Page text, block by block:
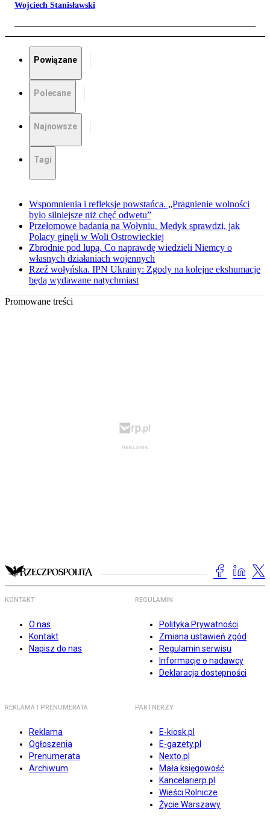
Wojciech Stanisławski
Powiązane
Polecane
Najnowsze
Tagi
Wspomnienia i refleksje powstańca. „Pragnienie wolności
było silniejsze niż chęć odwetu”
Przełomowe badania na Wołyniu. Medyk sprawdzi, jak
Polacy ginęli w Woli Ostrowieckiej
Zbrodnie pod lupą. Co naprawdę wiedzieli Niemcy o
własnych działaniach wojennych
Rzeź wołyńska. IPN Ukrainy: Zgody na kolejne ekshumacje
będą wydawane natychmiast
Promowane treści
KONTAKT
O nas
Kontakt
Napisz do nas
REGULAMIN
Polityka Prywatności
Zmiana ustawień zgód
Regulamin serwisu
Informacje o nadawcy
Deklaracja dostępności
REKLAMA I PRENUMERATA
Reklama
Ogłoszenia
Prenumerata
Archiwum
PARTNERZY
E-kiosk.pl
E-gazety.pl
Nexto.pl
Mała księgowość
Kancelarierp.pl
Wieści Rolnicze
Życie Warszawy